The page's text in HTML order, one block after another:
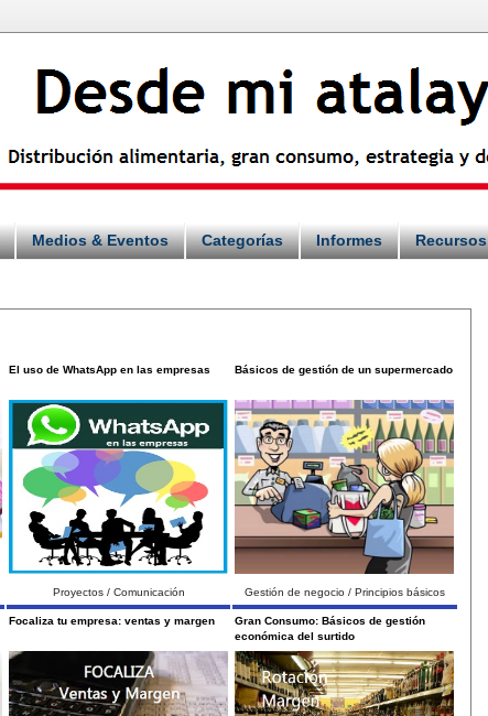
Medios & Eventos Categorías Informes Recursos
El uso de WhatsApp en las empresas Básicos de gestión de un supermercado
Proyectos / Comunicación Gestión de negocio / Principios básicos
Focaliza tu empresa: ventas y margen
Gran Consumo: Básicos de gestión
económica del surtido